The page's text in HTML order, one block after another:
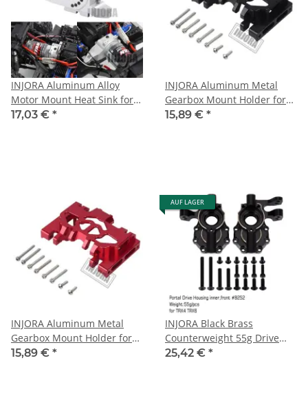
INJORA Aluminum Alloy
Motor Mount Heat Sink for
Traxxas TRX-4
17,03 € *
INJORA Aluminum Metal
Gearbox Mount Holder for
Traxxas TRX-4 Black
15,89 € *
INJORA Aluminum Metal
Gearbox Mount Holder for
Traxxas TRX-4 Red
15,89 € *
AUF LAGER
INJORA Black Brass
Counterweight 55g Drive
Housing #8252 For TRX-4
25,42 € *